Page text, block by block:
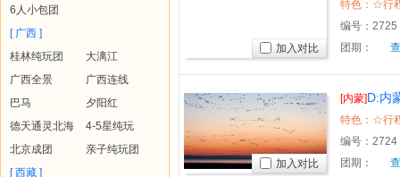
6人小包团
[ 广西 ]
桂林纯玩团
大漓江
广西全景
广西连线
巴马
夕阳红
德天通灵北海
4-5星纯玩
北京成团
亲子纯玩团
[ 西藏 ]
编号： 2725
团期：
加入对比
[内蒙]D:内
5日
编号： 2724
团期：
加入对比